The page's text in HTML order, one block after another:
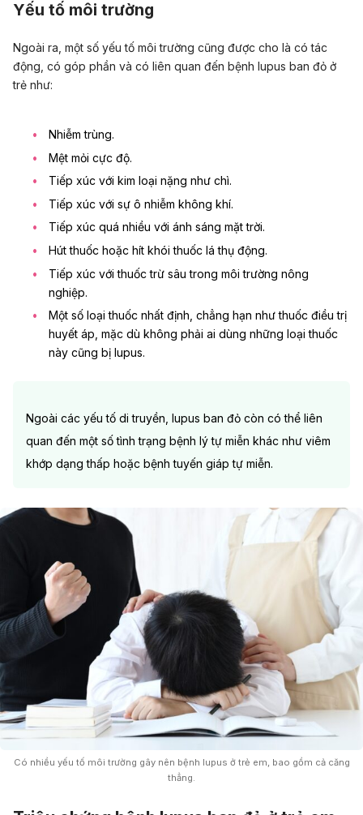
Yếu tố môi trường
Ngoài ra, một số yếu tố môi trường cũng được cho là có tác
động, có góp phần và có liên quan đến bệnh lupus ban đỏ ở
trẻ như:
Nhiễm trùng.
Mệt mỏi cực độ.
Tiếp xúc với kim loại nặng như chì.
Tiếp xúc với sự ô nhiễm không khí.
Tiếp xúc quá nhiều với ánh sáng mặt trời.
Hút thuốc hoặc hít khói thuốc lá thụ động.
Tiếp xúc với thuốc trừ sâu trong môi trường nông
nghiệp.
Một số loại thuốc nhất định, chẳng hạn như thuốc điều trị
huyết áp, mặc dù không phải ai dùng những loại thuốc
này cũng bị lupus.
Ngoài các yếu tố di truyền, lupus ban đỏ còn có thể liên
quan đến một số tình trạng bệnh lý tự miễn khác như viêm
khớp dạng thấp hoặc bệnh tuyến giáp tự miễn.
Có nhiều yếu tố môi trường gây nên bệnh lupus ở trẻ em, bao gồm cả căng
thẳng.